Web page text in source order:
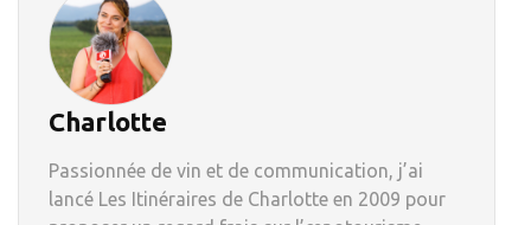
Charlotte
Passionnée de vin et de communication, j’ai
lancé Les Itinéraires de Charlotte en 2009 pour